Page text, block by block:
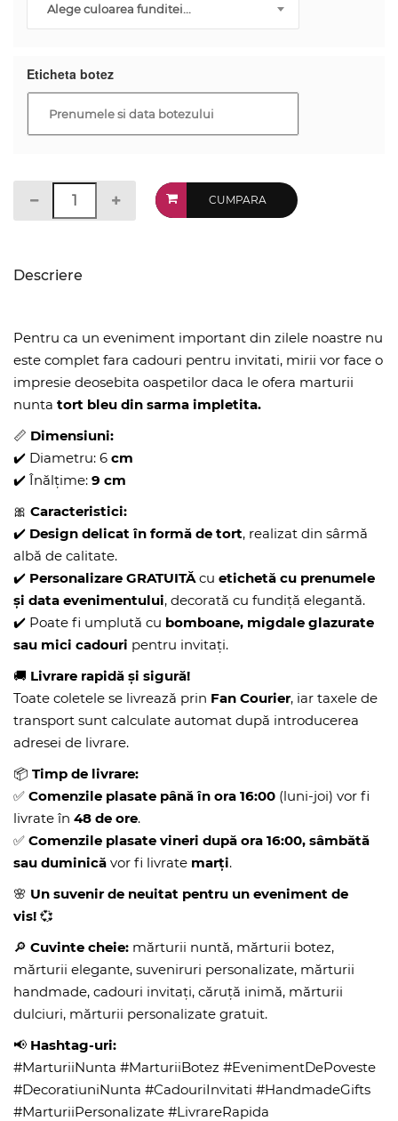
Alege culoarea funditei...
Eticheta botez
CUMPARA
Descriere
Pentru ca un eveniment important din zilele noastre nu
este complet fara cadouri pentru invitati, mirii vor face o
impresie deosebita oaspetilor daca le ofera marturii
nunta tort bleu din sarma impletita.
📏 Dimensiuni:
✔️ Diametru: 6 cm
✔️ Înălțime: 9 cm
🎀 Caracteristici:
✔️ Design delicat în formă de tort, realizat din sârmă
albă de calitate.
✔️ Personalizare GRATUITĂcu etichetă cu prenumele
și data evenimentului, decorată cu fundiță elegantă.
✔️ Poate fi umplută cu bomboane, migdale glazurate
sau mici cadouri pentru invitați.
🚚 Livrare rapidă și sigură!
Toate coletele se livrează prin Fan Courier, iar taxele de
transport sunt calculate automat după introducerea
adresei de livrare.
📦 Timp de livrare:
✅ Comenzile plasate până în ora 16:00 (luni-joi) vor fi
livrate în 48 de ore.
✅ Comenzile plasate vineri după ora 16:00, sâmbătă
sau duminică vor fi livrate marți.
🌸 Un suvenir de neuitat pentru un eveniment de
vis! 💞
🔎 Cuvinte cheie: mărturii nuntă, mărturii botez,
mărturii elegante, suveniruri personalizate, mărturii
handmade, cadouri invitați, căruță inimă, mărturii
dulciuri, mărturii personalizate gratuit.
📢 Hashtag-uri:
#MarturiiNunta #MarturiiBotez #EvenimentDePoveste
#DecoratiuniNunta #CadouriInvitati #HandmadeGifts
#MarturiiPersonalizate #LivrareRapida